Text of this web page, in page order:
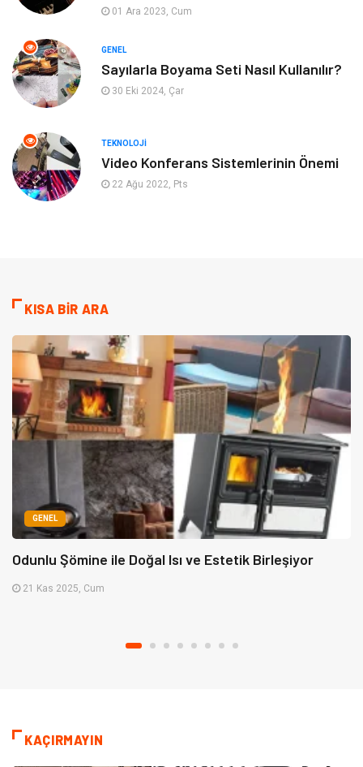
01 Ara 2023, Cum
GENEL
Sayılarla Boyama Seti Nasıl Kullanılır?
30 Eki 2024, Çar
TEKNOLOJI
Video Konferans Sistemlerinin Önemi
22 Ağu 2022, Pts
KISA BİR ARA
GENEL
Odunlu Şömine ile Doğal Isı ve Estetik Birleşiyor
21 Kas 2025, Cum
KAÇIRMAYIN